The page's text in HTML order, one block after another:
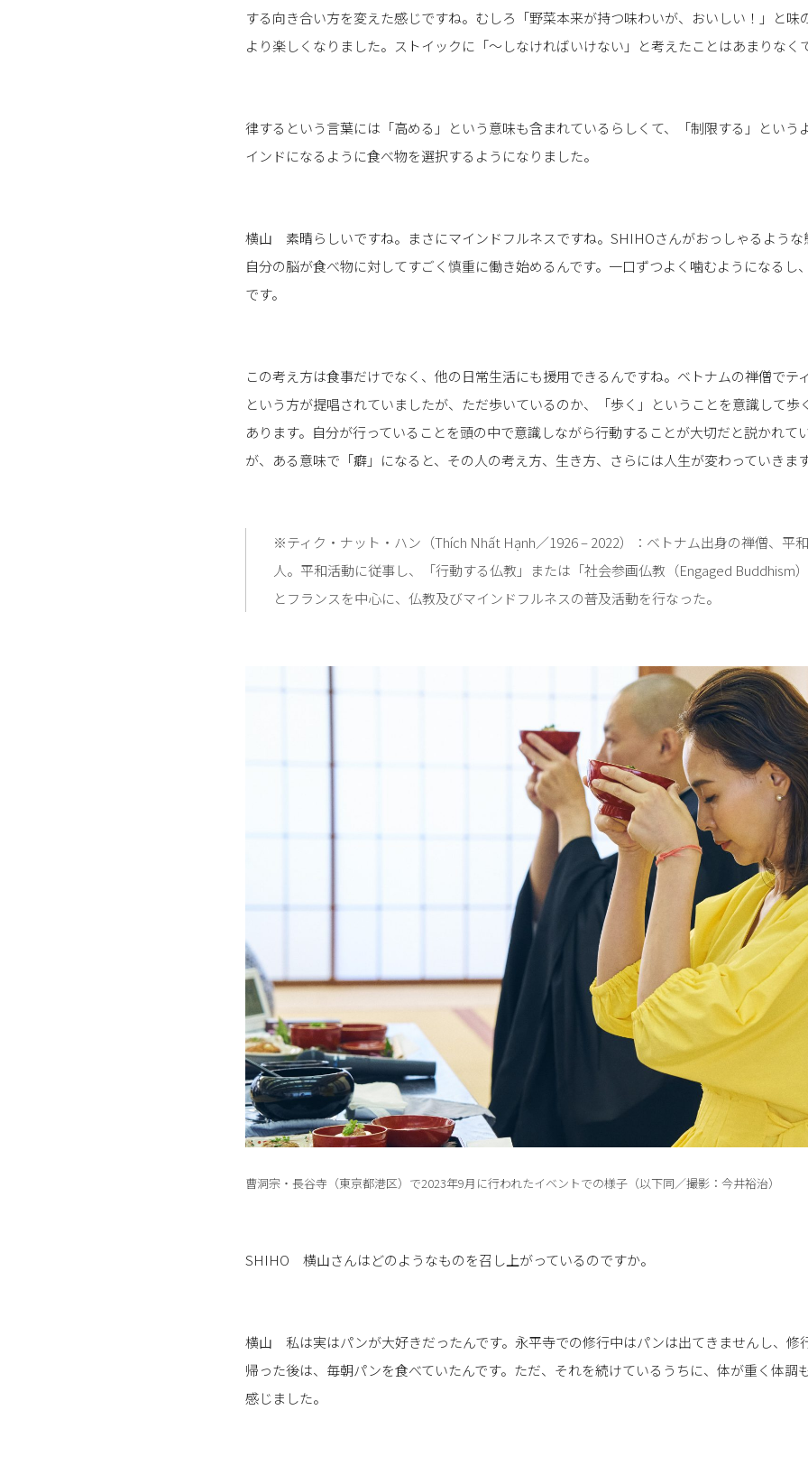
する向き合い方を変えた感じですね。むしろ「野菜本来が持つ味わいが、おいしい！」と味
より楽しくなりました。ストイックに「〜しなければいけない」と考えたことはあまりなく
律するという言葉には「高める」という意味も含まれているらしくて、「制限する」という
インドになるように食べ物を選択するようになりました。
横山 素晴らしいですね。まさにマインドフルネスですね。SHIHOさんがおっしゃるような
自分の脳が食べ物に対してすごく慎重に働き始めるんです。一口ずつよく噛むようになるし
です。
この考え方は食事だけでなく、他の日常生活にも援用できるんですね。ベトナムの禅僧で
という方が提唱されていましたが、ただ歩いているのか、「歩く」ということを意識して歩
あります。自分が行っていることを頭の中で意識しながら行動することが大切だと説かれて
が、ある意味で「癖」になると、その人の考え方、生き方、さらには人生が変わっていきま
※ティク・ナット・ハン（Thích Nhất Hạnh／1926 – 2022）：ベトナム出身の禅僧、平
人。平和活動に従事し、「行動する仏教」または「社会参画仏教（Engaged Buddhism
とフランスを中心に、仏教及びマインドフルネスの普及活動を行なった。
曹洞宗・長谷寺（東京都港区）で2023年9月に行われたイベントでの様子（以下同／撮影：今井裕治）
SHIHO 横山さんはどのようなものを召し上がっているのですか。
横山 私は実はパンが大好きだったんです。永平寺での修行中はパンは出てきませんし、修
帰った後は、毎朝パンを食べていたんです。ただ、それを続けているうちに、体が重く体調
感じました。